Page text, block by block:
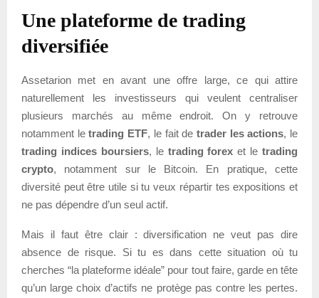
Une plateforme de trading
diversifiée
Assetarion met en avant une offre large, ce qui attire
naturellement les investisseurs qui veulent centraliser
plusieurs marchés au même endroit. On y retrouve
notamment letrading ETF, le fait de trader les actions, le
trading indices boursiers, le trading forex et le trading
crypto, notamment sur le Bitcoin. En pratique, cette
diversité peut être utile si tu veux répartir tes expositions et
ne pas dépendre d’un seul actif.
Mais il faut être clair : diversification ne veut pas dire
absence de risque. Si tu es dans cette situation où tu
cherches “la plateforme idéale” pour tout faire, garde en tête
qu’un large choix d’actifs ne protège pas contre les pertes.